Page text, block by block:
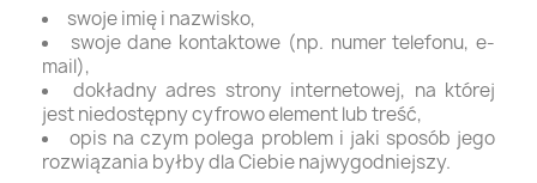
swoje imię i nazwisko,
swoje dane kontaktowe (np. numer telefonu, e-
mail),
dokładny adres strony internetowej, na której
jest niedostępny cyfrowo element lub treść,
opis na czym polega problem i jaki sposób jego
rozwiązania byłby dla Ciebie najwygodniejszy.